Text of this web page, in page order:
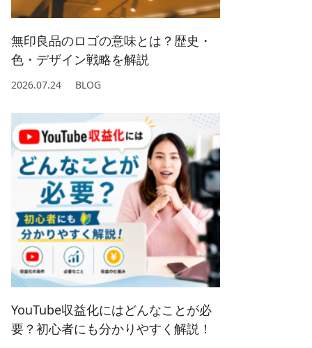
無印良品のロゴの意味とは？歴史・
色・デザイン戦略を解説
2026.07.24 BLOG
YouTube収益化にはどんなことが必
要？初心者にも分かりやすく解説！